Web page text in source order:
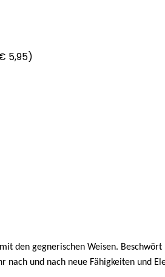
5,95)
den gegnerischen Weisen.
und nach neue Fähigkeiten und